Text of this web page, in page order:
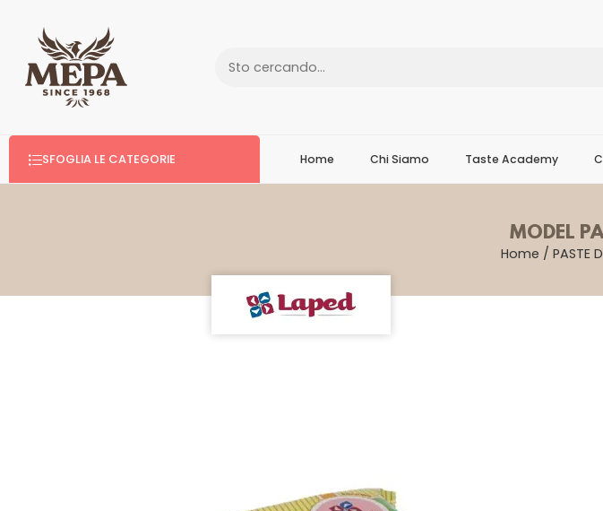
SFOGLIA LE CATEGORIE Home Chi Siamo Taste Academy
MODEL
Home / PASTE